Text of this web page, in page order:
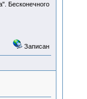
Бесконечного
Записан